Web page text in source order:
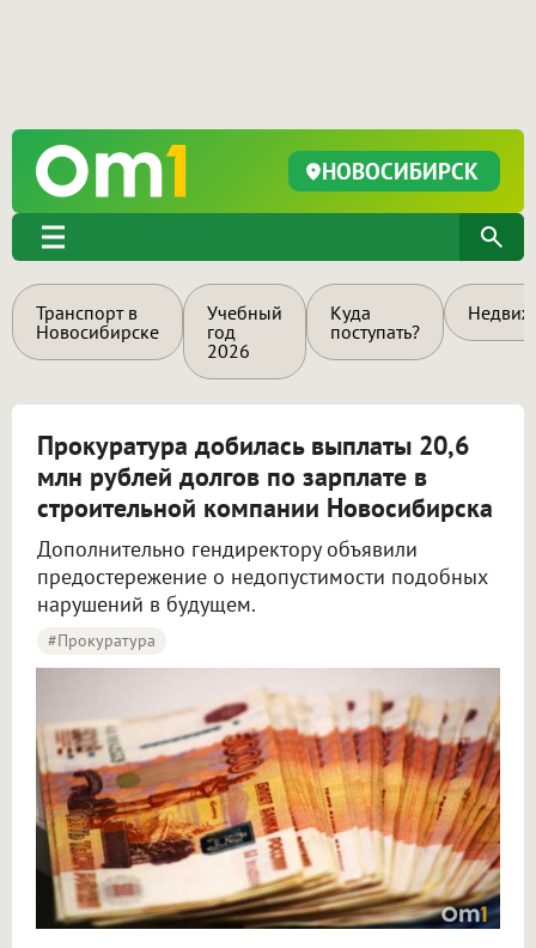
НОВОСИБИРСК
Транспорт в
Новосибирске
Учебный
год
2026
Куда
поступать?
Прокуратура добилась выплаты 20,6
млн рублей долгов по зарплате в
строительной компании Новосибирска
Дополнительно гендиректору объявили
предостережение о недопустимости подобных
нарушений в будущем.
#Прокуратура